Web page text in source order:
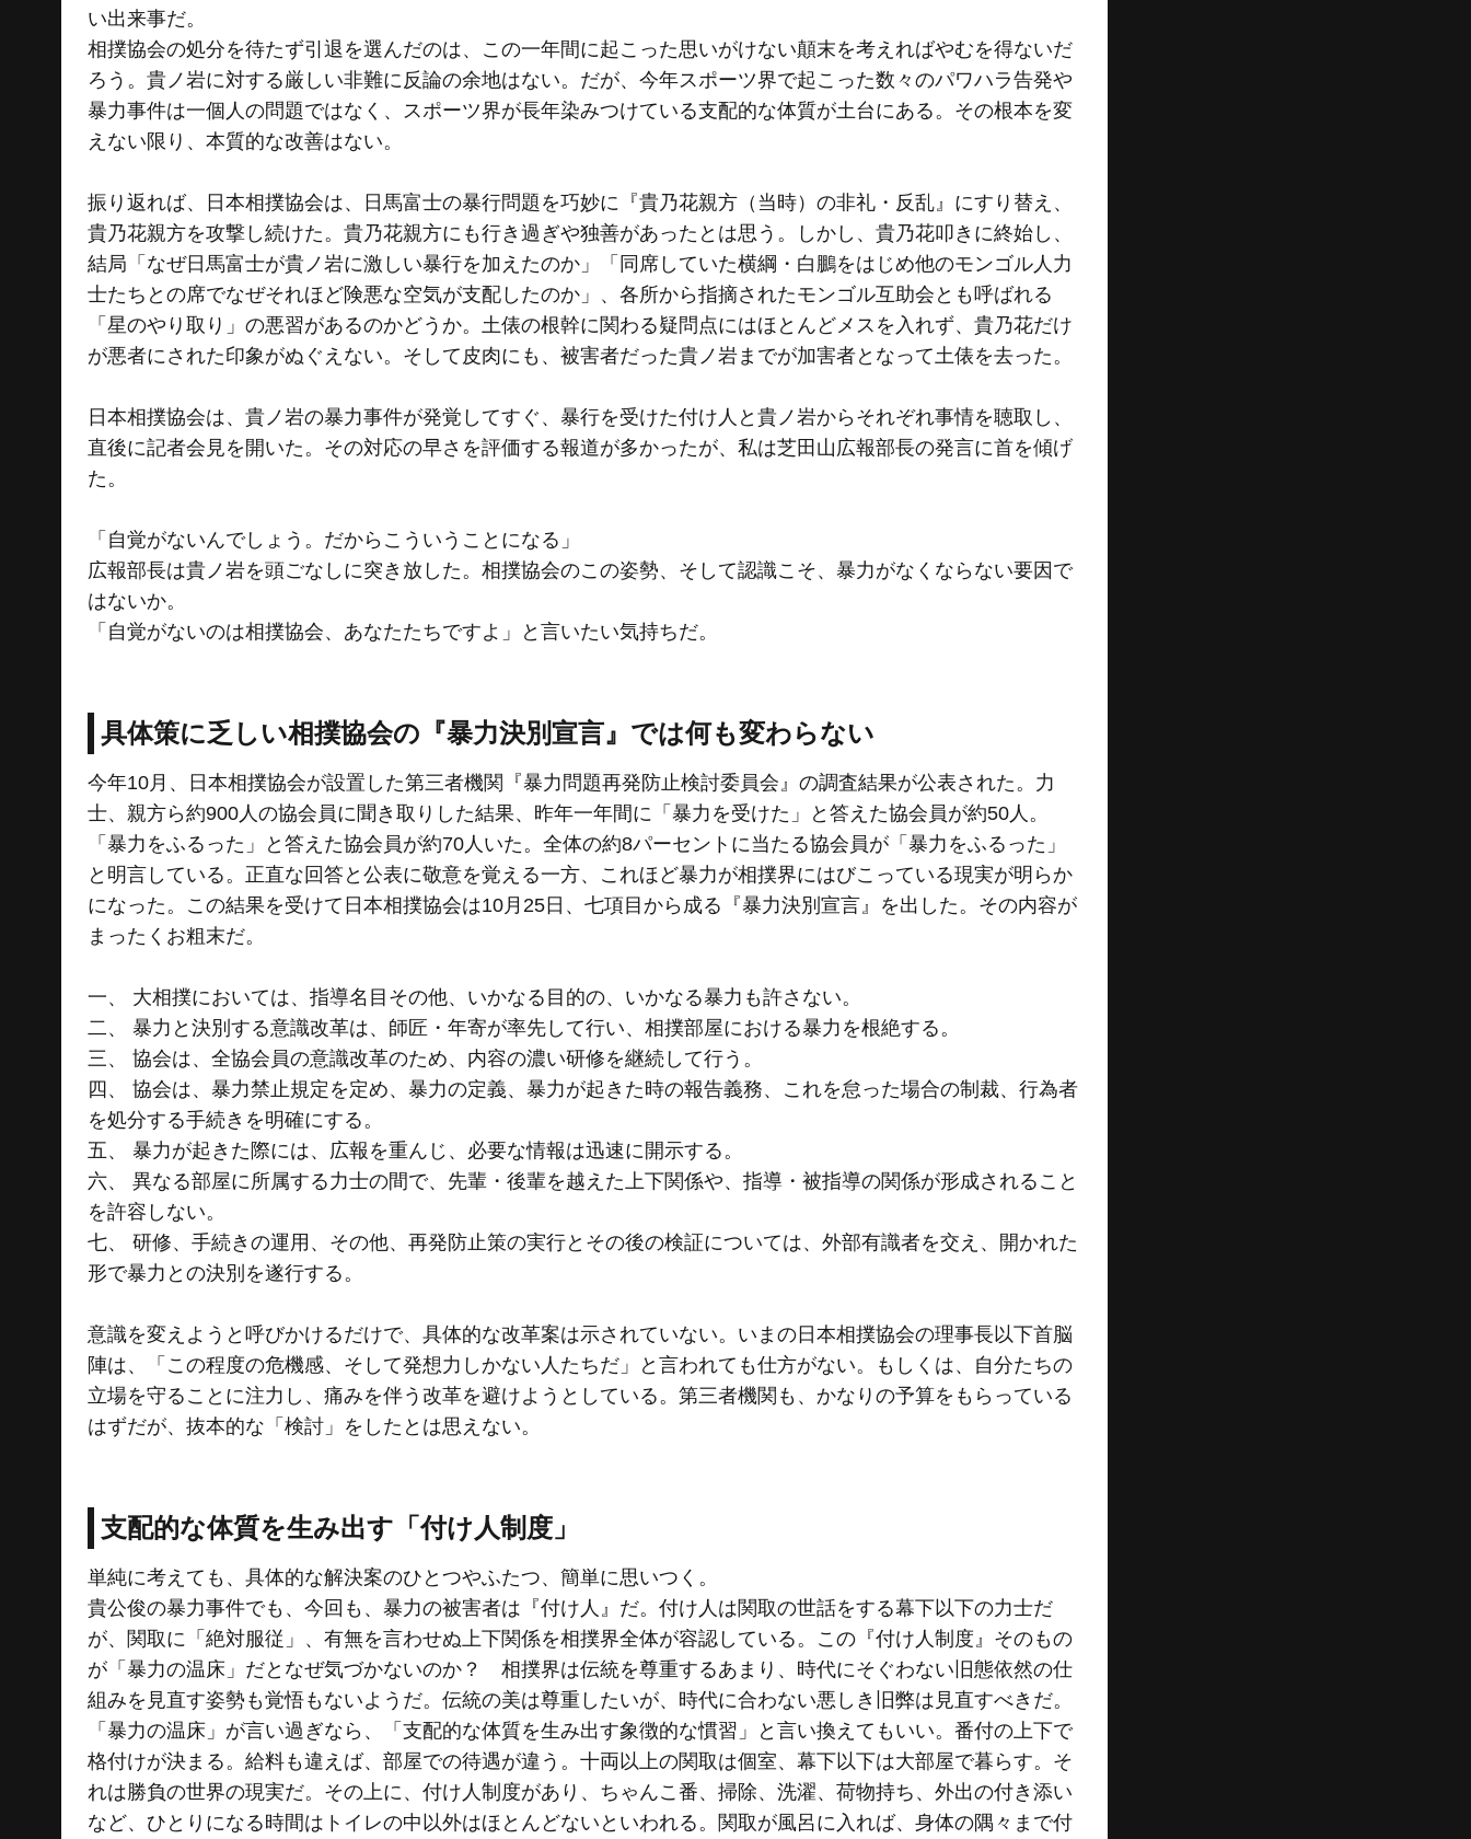
い出来事だ。
相撲協会の処分を待たず引退を選んだのは、この一年間に起こった思いがけない顛末を考えればやむを得ないだ
ろう。貴ノ岩に対する厳しい非難に反論の余地はない。だが、今年スポーツ界で起こった数々のパワハラ告発や
暴力事件は一個人の問題ではなく、スポーツ界が長年染みつけている支配的な体質が土台にある。その根本を変
えない限り、本質的な改善はない。
振り返れば、日本相撲協会は、日馬富士の暴行問題を巧妙に『貴乃花親方（当時）の非礼・反乱』にすり替え、
貴乃花親方を攻撃し続けた。貴乃花親方にも行き過ぎや独善があったとは思う。しかし、貴乃花叩きに終始し、
結局「なぜ日馬富士が貴ノ岩に激しい暴行を加えたのか」「同席していた横綱・白鵬をはじめ他のモンゴル人力
士たちとの席でなぜそれほど険悪な空気が支配したのか」、各所から指摘されたモンゴル互助会とも呼ばれる
「星のやり取り」の悪習があるのかどうか。土俵の根幹に関わる疑問点にはほとんどメスを入れず、貴乃花だけ
が悪者にされた印象がぬぐえない。そして皮肉にも、被害者だった貴ノ岩までが加害者となって土俵を去った。
日本相撲協会は、貴ノ岩の暴力事件が発覚してすぐ、暴行を受けた付け人と貴ノ岩からそれぞれ事情を聴取し、
直後に記者会見を開いた。その対応の早さを評価する報道が多かったが、私は芝田山広報部長の発言に首を傾げ
た。
「自覚がないんでしょう。だからこういうことになる」
広報部長は貴ノ岩を頭ごなしに突き放した。相撲協会のこの姿勢、そして認識こそ、暴力がなくならない要因で
はないか。
「自覚がないのは相撲協会、あなたたちですよ」と言いたい気持ちだ。
具体策に乏しい相撲協会の『暴力決別宣言』では何も変わらない
今年10月、日本相撲協会が設置した第三者機関『暴力問題再発防止検討委員会』の調査結果が公表された。力
士、親方ら約900人の協会員に聞き取りした結果、昨年一年間に「暴力を受けた」と答えた協会員が約50人。
「暴力をふるった」と答えた協会員が約70人いた。全体の約8パーセントに当たる協会員が「暴力をふるった」
と明言している。正直な回答と公表に敬意を覚える一方、これほど暴力が相撲界にはびこっている現実が明らか
になった。この結果を受けて日本相撲協会は10月25日、七項目から成る『暴力決別宣言』を出した。その内容が
まったくお粗末だ。
一、 大相撲においては、指導名目その他、いかなる目的の、いかなる暴力も許さない。
二、 暴力と決別する意識改革は、師匠・年寄が率先して行い、相撲部屋における暴力を根絶する。
三、 協会は、全協会員の意識改革のため、内容の濃い研修を継続して行う。
四、 協会は、暴力禁止規定を定め、暴力の定義、暴力が起きた時の報告義務、これを怠った場合の制裁、行為者
を処分する手続きを明確にする。
五、 暴力が起きた際には、広報を重んじ、必要な情報は迅速に開示する。
六、 異なる部屋に所属する力士の間で、先輩・後輩を越えた上下関係や、指導・被指導の関係が形成されること
を許容しない。
七、 研修、手続きの運用、その他、再発防止策の実行とその後の検証については、外部有識者を交え、開かれた
形で暴力との決別を遂行する。
意識を変えようと呼びかけるだけで、具体的な改革案は示されていない。いまの日本相撲協会の理事長以下首脳
陣は、「この程度の危機感、そして発想力しかない人たちだ」と言われても仕方がない。もしくは、自分たちの
立場を守ることに注力し、痛みを伴う改革を避けようとしている。第三者機関も、かなりの予算をもらっている
はずだが、抜本的な「検討」をしたとは思えない。
支配的な体質を生み出す「付け人制度」
単純に考えても、具体的な解決案のひとつやふたつ、簡単に思いつく。
貴公俊の暴力事件でも、今回も、暴力の被害者は『付け人』だ。付け人は関取の世話をする幕下以下の力士だ
が、関取に「絶対服従」、有無を言わせぬ上下関係を相撲界全体が容認している。この『付け人制度』そのもの
が「暴力の温床」だとなぜ気づかないのか？ 相撲界は伝統を尊重するあまり、時代にそぐわない旧態依然の仕
組みを見直す姿勢も覚悟もないようだ。伝統の美は尊重したいが、時代に合わない悪しき旧弊は見直すべきだ。
「暴力の温床」が言い過ぎなら、「支配的な体質を生み出す象徴的な慣習」と言い換えてもいい。番付の上下で
格付けが決まる。給料も違えば、部屋での待遇が違う。十両以上の関取は個室、幕下以下は大部屋で暮らす。そ
れは勝負の世界の現実だ。その上に、付け人制度があり、ちゃんこ番、掃除、洗濯、荷物持ち、外出の付き添い
など、ひとりになる時間はトイレの中以外はほとんどないといわれる。関取が風呂に入れば、身体の隅々まで付